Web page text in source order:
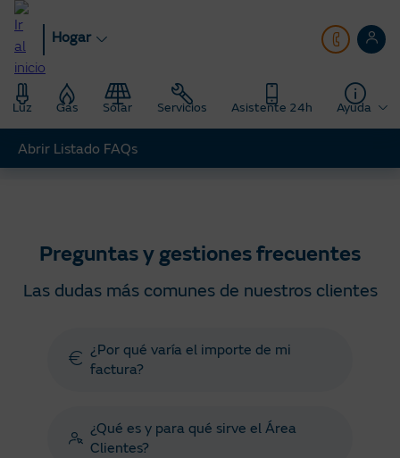
Pasar
contenido
principal
Hogar
Luz Gas Solar Servicios Asistente 24h Ayuda
Hogar Ayuda Preguntas y gestiones frecuentes
Preguntas y gestiones frecuentes
Las dudas más comunes de nuestros clientes
¿Por qué varía el importe de mi
factura?
¿Qué es y para qué sirve el Área
Clientes?
Abrir Listado FAQs